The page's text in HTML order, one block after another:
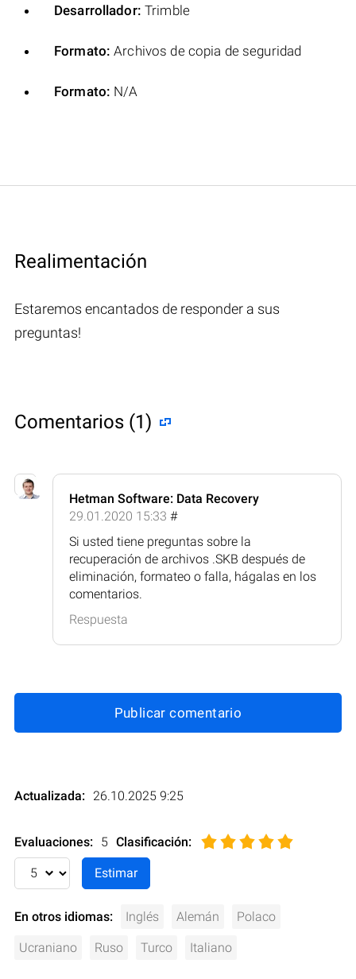
Desarrollador: Trimble
Formato: Archivos de copia de seguridad
Formato: N/A
Realimentación
Estaremos encantados de responder a sus
preguntas!
Comentarios (1)
Hetman Software: Data Recovery
29.01.2020 15:33 #
Si usted tiene preguntas sobre la
recuperación de archivos .SKB después de
eliminación, formateo o falla, hágalas en los
comentarios.
Respuesta
Publicar comentario
Actualizada: 26.10.2025 9:25
Evaluaciones: 5 Clasificación:
En otros idiomas: Inglés Alemán Polaco
Ucraniano Ruso Turco Italiano